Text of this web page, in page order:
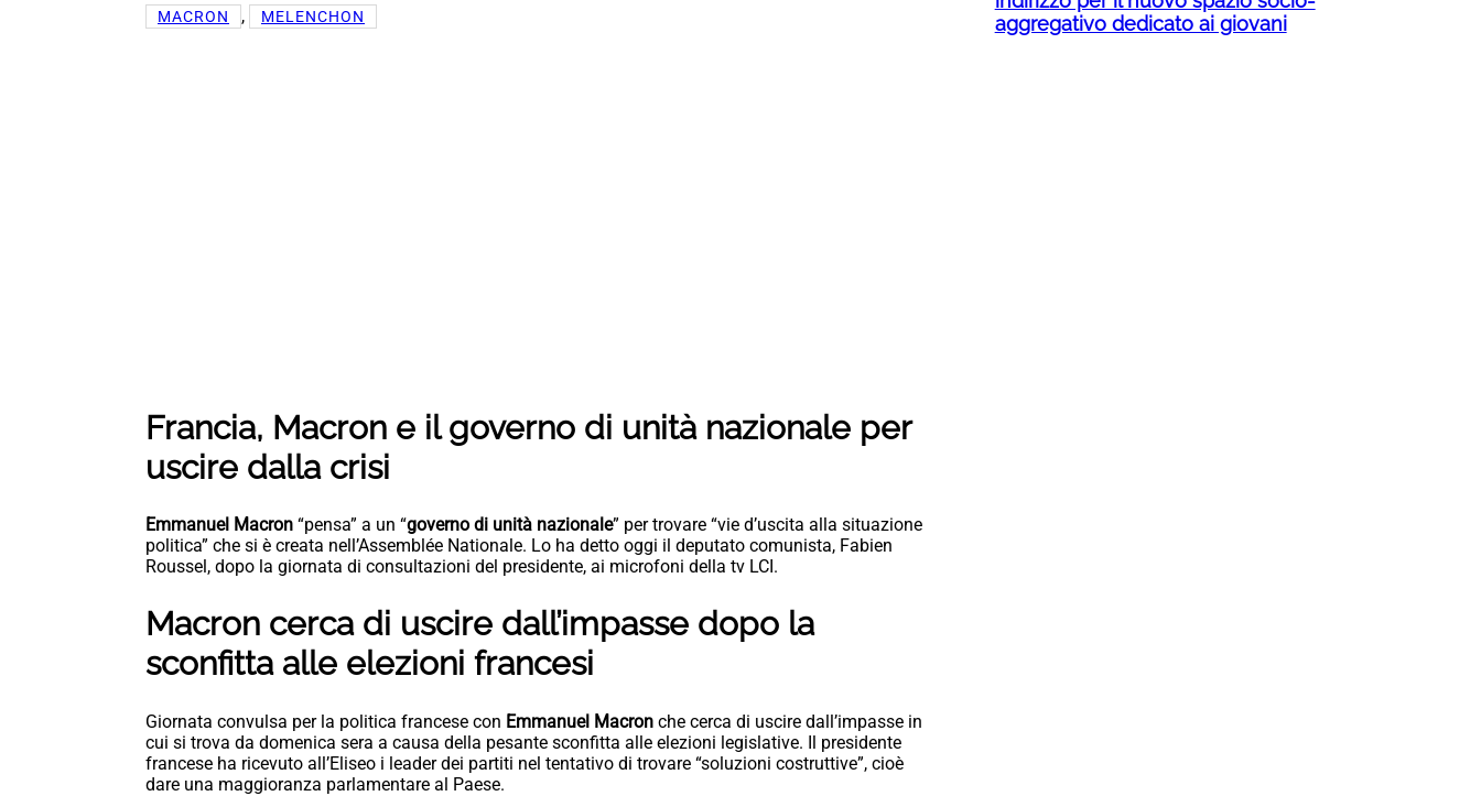
MACRON , MELENCHON
Francia, Macron e il governo di unità nazionale per
uscire dalla crisi
Emmanuel Macron “pensa” a un “governo di unità nazionale” per trovare “vie d’uscita alla situazione
politica” che si è creata nell’Assemblée Nationale. Lo ha detto oggi il deputato comunista, Fabien
Roussel, dopo la giornata di consultazioni del presidente, ai microfoni della tv LCI.
Macron cerca di uscire dall’impasse dopo la
sconfitta alle elezioni francesi
Giornata convulsa per la politica francese con Emmanuel Macron che cerca di uscire dall’impasse in
cui si trova da domenica sera a causa della pesante sconfitta alle elezioni legislative. Il presidente
francese ha ricevuto all’Eliseo i leader dei partiti nel tentativo di trovare “soluzioni costruttive”, cioè
dare una maggioranza parlamentare al Paese.
aggregativo dedicato ai giovani